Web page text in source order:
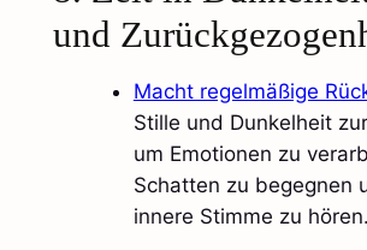
und
Macht regelmäßige
Stille und Dunkelheit
um Emotionen zu
Schatten zu begegnen
innere Stimme zu hören.